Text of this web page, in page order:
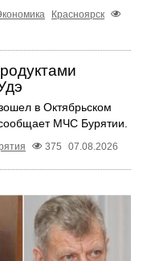
Красноярск
в Октябрьском
МЧС Бурятии.
375 07.08.2026